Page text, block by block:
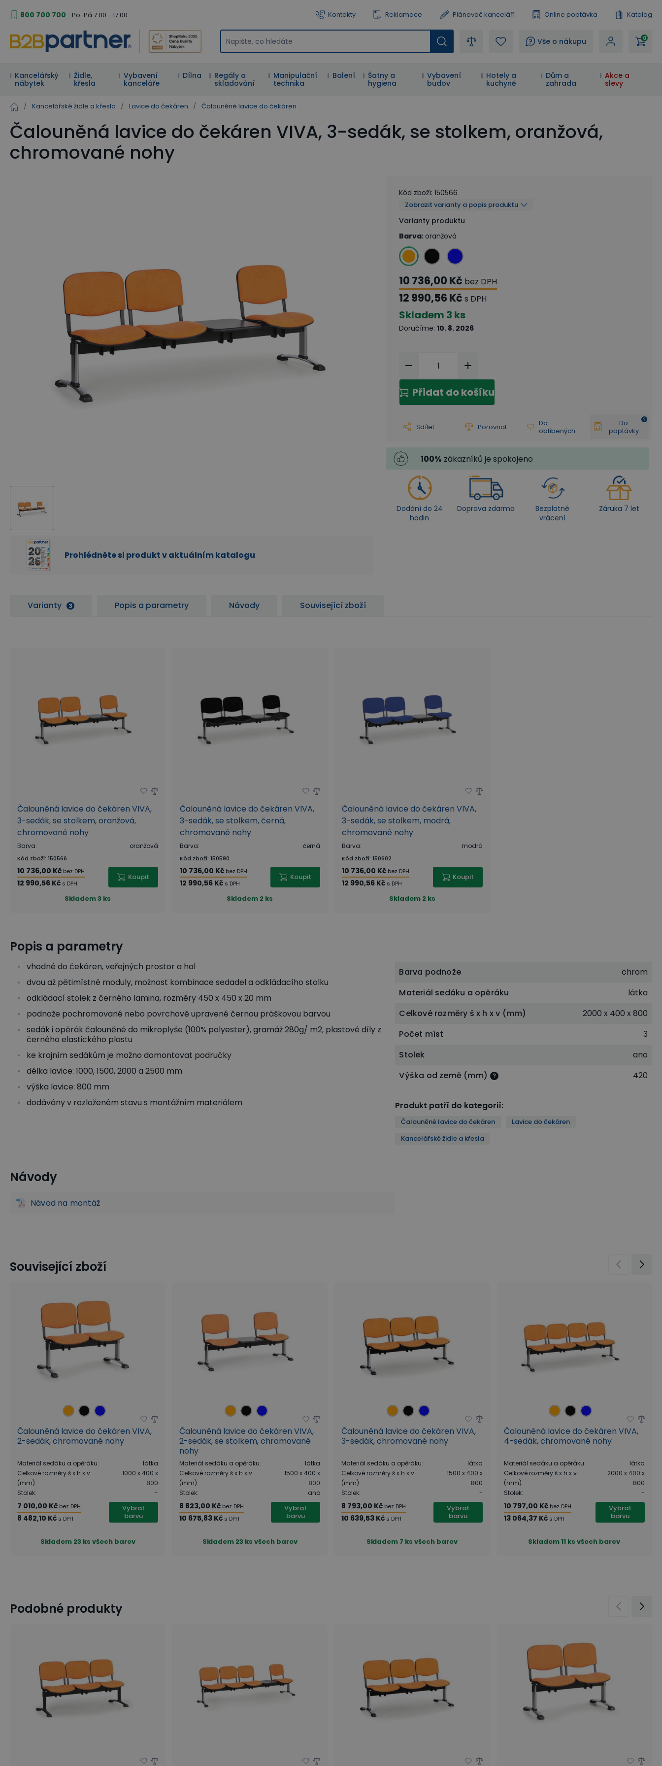
800 700 700 Po-Pá 7:00 - 17:00 Kontakty Reklamace Plánovač kanceláří Online poptávka Katalog
? Vše o nákupu 0
Kancelářský
nábytek
Židle,
křesla
Vybavení
kanceláře
Dílna
Regály a
skladování
Manipulační
technika
Balení
Šatny a
hygiena
Vybavení
budov
Hotely a
kuchyně
Dům a
zahrada
Akce a
slevy
/ Kancelářské židle a křesla / Lavice do čekáren / Čalouněné lavice do čekáren
Čalouněná lavice do čekáren VIVA, 3-sedák, se stolkem, oranžová,
chromované nohy
Prohlédněte si produkt v aktuálním katalogu
Kód zboží: 150566
Zobrazit varianty a popis produktu
Varianty produktu
Barva: oranžová
10 736,00 Kč bez DPH
12 990,56 Kč s DPH
Skladem 3 ks
Doručíme: 10. 8. 2026
Přidat do košíku
Sdílet Porovnat
Do
oblíbených
Do
poptávky
100% zákazníků je spokojeno
Dodání do 24
hodin
Doprava zdarma
Bezplatné
vrácení
Záruka 7 let
Varianty 3 Popis a parametry Návody Související zboží
Čalouněná lavice do čekáren VIVA,
3-sedák, se stolkem, oranžová,
chromované nohy
Barva: oranžová
Kód zboží: 150566
10 736,00 Kč bez DPH
12 990,56 Kč s DPH
Koupit
Skladem3 ks
Čalouněná lavice do čekáren VIVA,
3-sedák, se stolkem, černá,
chromované nohy
Barva: černá
Kód zboží: 150590
10 736,00 Kč bez DPH
12 990,56 Kč s DPH
Koupit
Skladem 2 ks
Čalouněná lavice do čekáren VIVA,
3-sedák, se stolkem, modrá,
chromované nohy
Barva: modrá
Kód zboží: 150602
10 736,00 Kč bez DPH
12 990,56 Kč s DPH
Koupit
Skladem 2 ks
Popis a parametry
vhodné do čekáren, veřejných prostor a hal
dvou až pětimístné moduly, možnost kombinace sedadel a odkládacího stolku
odkládací stolek z černého lamina, rozměry 450 x 450 x 20 mm
podnože pochromované nebo povrchově upravené černou práškovou barvou
sedák i opěrák čalouněné do mikroplyše (100% polyester), gramáž 280g/ m2, plastové díly z
černého elastického plastu
ke krajním sedákům je možno domontovat područky
délka lavice: 1000, 1500, 2000 a 2500 mm
výška lavice: 800 mm
dodávány v rozloženém stavu s montážním materiálem
Barva podnože
chrom
Materiál sedáku a opěráku
látka
Celkové rozměry š x h x v (mm)
2000 x 400 x 800
Počet míst
3
Stolek
ano
Výška od země (mm)
420
Produkt patří do kategorií:
Čalouněné lavice do čekáren
Lavice do čekáren
Kancelářské židle a křesla
Čalouněné lavice do čekáren
Návody
Návod na montáž
Související zboží
Čalouněná lavice do čekáren VIVA,
2-sedák, chromované nohy
Materiál sedáku a opěráku:
látka
Celkové rozměry š x h x v
(mm):
1000 x 400 x
800
Stolek: -
7 010,00 Kč bez DPH
8 482,10 Kč s DPH
Vybrat
barvu
Skladem 23 ks všech barev
Čalouněná lavice do čekáren VIVA,
2-sedák, se stolkem, chromované
nohy
Materiál sedáku a opěráku:
látka
Celkové rozměry š x h x v
(mm):
1500 x 400 x
800
Stolek: ano
8 823,00 Kč bez DPH
10 675,83 Kč s DPH
Vybrat
barvu
Skladem 23 ks všech barev
Čalouněná lavice do čekáren VIVA,
3-sedák, chromované nohy
Materiál sedáku a opěráku:
látka
Celkové rozměry š x h x v
(mm):
1500 x 400 x
800
Stolek: -
8 793,00 Kč bez DPH
10 639,53 Kč s DPH
Vybrat
barvu
Skladem 7 ks všech barev
Čalouněná lavice do čekáren VIVA,
4-sedák, chromované nohy
Materiál sedáku a opěráku:
látka
Celkové rozměry š x h x v
(mm):
2000 x 400 x
800
Stolek: -
10 797,00 Kč bez DPH
13 064,37 Kč s DPH
Vybrat
barvu
Skladem11 ks všech barev
Podobné produkty